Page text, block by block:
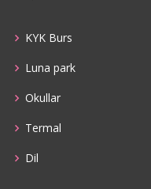
KYK Burs
Luna park
Okullar
Termal
Dil